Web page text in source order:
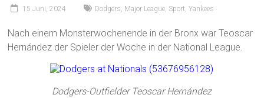
15 Juni, 2024 Dodgers, Major League, Sport,Yankees
Nach einem Monsterwochenende in der Bronx war Teoscar
Hernández der Spieler der Woche in der National League.
Dodgers-Outfielder Teoscar Hernández